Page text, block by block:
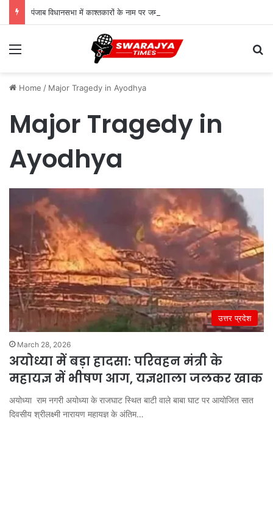
Menu
Home / Major Tragedy in Ayodhya
Major Tragedy in
Ayodhya
उत्तर प्रदेश
March 28, 2026
अयोध्या में बड़ा हादसा: परिवहन मंत्री के
महायज्ञ में भीषण आग, यज्ञशाला जलकर खाक
अयोध्या राम नगरी अयोध्या के राजघाट स्थित बाटी वाले बाबा घाट पर आयोजित सात
दिवसीय श्रीलक्ष्मी नारायण महायज्ञ के अंतिम…